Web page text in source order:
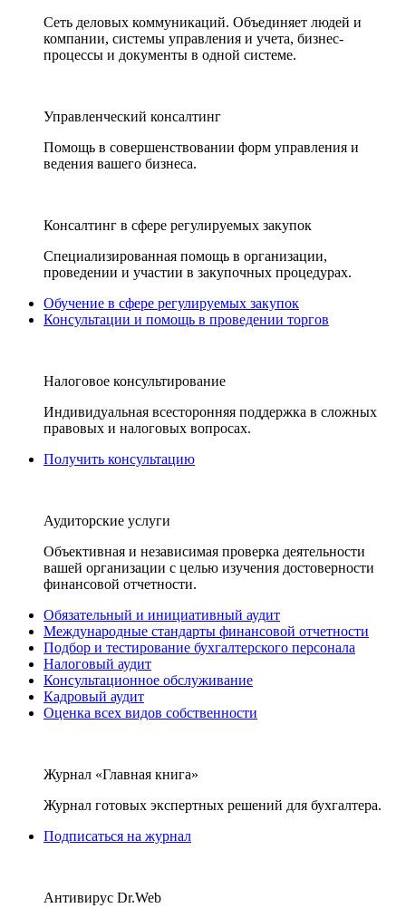
Сеть деловых коммуникаций. Объединяет людей и
компании, системы управления и учета, бизнес-
процессы и документы в одной системе.
Управленческий консалтинг
Помощь в совершенствовании форм управления и
ведения вашего бизнеса.
Консалтинг в сфере регулируемых закупок
Специализированная помощь в организации,
проведении и участии в закупочных процедурах.
Обучение в сфере регулируемых закупок
Консультации и помощь в проведении торгов
Налоговое консультирование
Индивидуальная всесторонняя поддержка в сложных
правовых и налоговых вопросах.
Получить консультацию
Аудиторские услуги
Объективная и независимая проверка деятельности
вашей организации с целью изучения достоверности
финансовой отчетности.
Обязательный и инициативный аудит
Международные стандарты финансовой отчетности
Подбор и тестирование бухгалтерского персонала
Налоговый аудит
Консультационное обслуживание
Кадровый аудит
Оценка всех видов собственности
Журнал «Главная книга»
Журнал готовых экспертных решений для бухгалтера.
Подписаться на журнал
Антивирус Dr.Web